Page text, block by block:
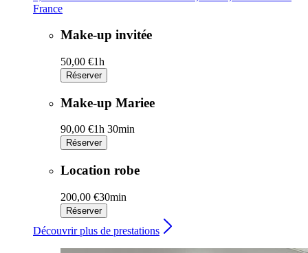
France
Make-up invitée
50,00 €1h
Réserver
Make-up Mariee
90,00 €1h 30min
Réserver
Location robe
200,00 €30min
Réserver
Découvrir plus de prestations